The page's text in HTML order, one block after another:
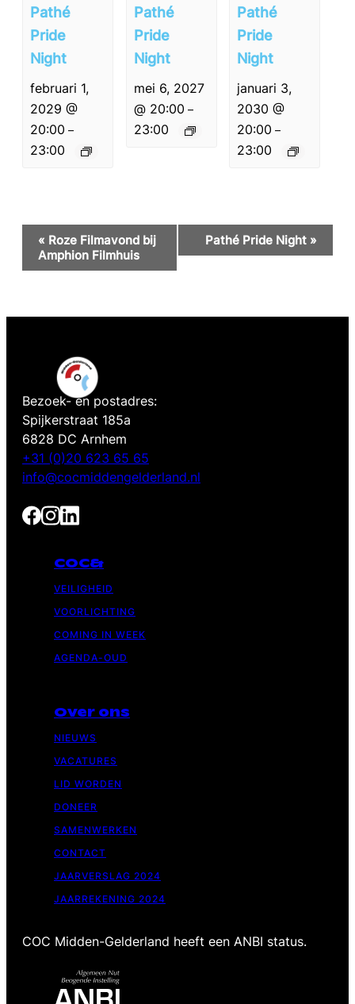
Pathé
Pride
Night
februari 1,
2029 @
20:00 –
23:00
Pathé
Pride
Night
mei 6, 2027
@ 20:00 –
23:00
Pathé
Pride
Night
januari 3,
2030 @
20:00 –
23:00
Evenement
Navigatie
« Roze Filmavond bij
Amphion Filmhuis
Pathé Pride Night »
Bezoek- en postadres:
Spijkerstraat 185a
6828 DC Arnhem
+31 (0)20 623 65 65
info@cocmiddengelderland.nl
COC&
VEILIGHEID
VOORLICHTING
COMING IN WEEK
AGENDA-OUD
Over ons
NIEUWS
VACATURES
LID WORDEN
DONEER
SAMENWERKEN
CONTACT
JAARVERSLAG 2024
JAARREKENING 2024
COC Midden-Gelderland heeft een ANBI status.